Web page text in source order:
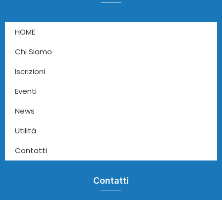
HOME
Chi Siamo
Iscrizioni
Eventi
News
Utilità
Contatti
Contatti